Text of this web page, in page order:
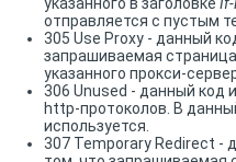
отправляется с пустым
305 Use Proxy - данный
запрашиваемая
указанного прокси-
306 Unused - данный код
http-протоколов. В
используется.
307 Temporary Redirect -